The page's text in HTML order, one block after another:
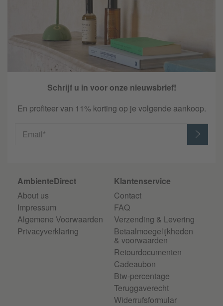
Schrijf u in voor onze nieuwsbrief!
En profiteer van 11% korting op je volgende aankoop.
Email*
AmbienteDirect
About us
Impressum
Algemene Voorwaarden
Privacyverklaring
Klantenservice
Contact
FAQ
Verzending & Levering
Betaalmoegelijkheden
& voorwaarden
Retourdocumenten
Cadeaubon
Btw-percentage
Teruggaverecht
Widerrufsformular